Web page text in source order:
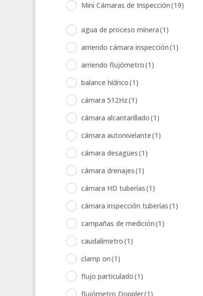
Mini Cámaras de Inspección(19)
agua de proceso minera(1)
arriendo cámara inspección(1)
arriendo flujómetro(1)
balance hídrico(1)
cámara 512Hz(1)
cámara alcantarillado(1)
cámara autonivelante(1)
cámara desagües(1)
cámara drenajes(1)
cámara HD tuberías(1)
cámara inspección tuberías(1)
campañas de medición(1)
caudalímetro(1)
clamp on(1)
flujo particulado(1)
flujómetro Doppler(1)